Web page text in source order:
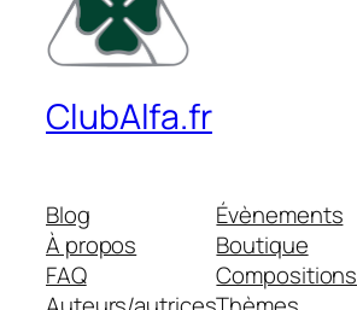
ClubAlfa.fr
Blog
À propos
FAQ
Évènements
Boutique
Compositions